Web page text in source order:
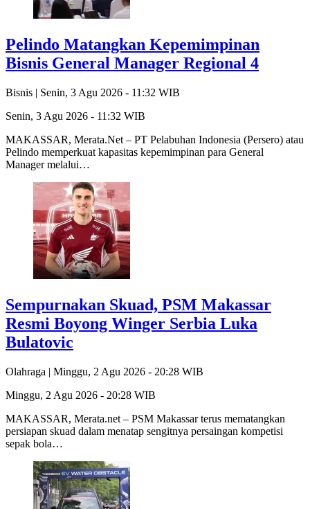
Pelindo Matangkan Kepemimpinan
Bisnis General Manager Regional 4
Bisnis | Senin, 3 Agu 2026 - 11:32 WIB
Senin, 3 Agu 2026 - 11:32 WIB
MAKASSAR, Merata.Net – PT Pelabuhan Indonesia (Persero) atau
Pelindo memperkuat kapasitas kepemimpinan para General
Manager melalui…
Sempurnakan Skuad, PSM Makassar
Resmi Boyong Winger Serbia Luka
Bulatovic
Olahraga | Minggu, 2 Agu 2026 - 20:28 WIB
Minggu, 2 Agu 2026 - 20:28 WIB
MAKASSAR, Merata.net – PSM Makassar terus mematangkan
persiapan skuad dalam menatap sengitnya persaingan kompetisi
sepak bola…